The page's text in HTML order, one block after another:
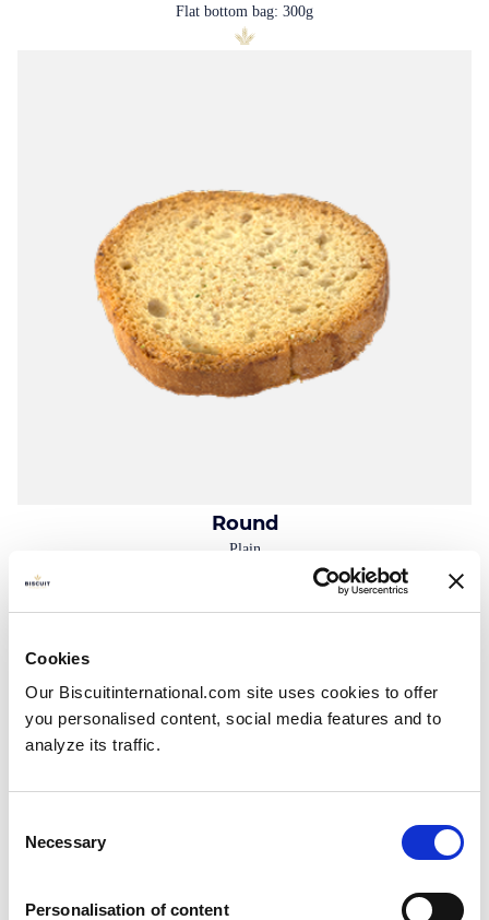
Cookies
Our Biscuitinternational.com site uses cookies to offer
you personalised content, social media features and to
analyze its traffic.
Selection
Necessary
Personalisation of content
Flat bottom bag: 300g
Round
Plain